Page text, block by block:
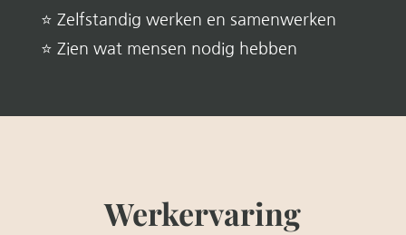
⭐ Zelfstandig werken en samenwerken
⭐ Zien wat mensen nodig hebben
Werkervaring